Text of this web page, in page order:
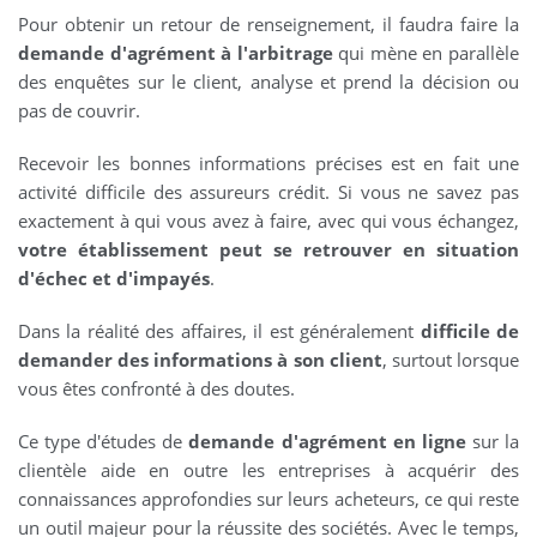
Pour obtenir un retour de renseignement, il faudra faire la
demande d'agrément à l'arbitragequi mène en parallèle
des enquêtes sur le client, analyse et prend la décision ou
pas de couvrir.
Recevoir les bonnes informations précises est en fait une
activité difficile des assureurs crédit. Si vous ne savez pas
exactement à qui vous avez à faire, avec qui vous échangez,
votre établissement peut se retrouver en situation
d'échec et d'impayés.
Dans la réalité des affaires, il est généralement difficile de
demander des informations à son client, surtout lorsque
vous êtes confronté à des doutes.
Ce type d'études dedemande d'agrément en lignesur la
clientèle aide en outre les entreprises à acquérir des
connaissances approfondies sur leurs acheteurs, ce qui reste
un outil majeur pour la réussite des sociétés. Avec le temps,